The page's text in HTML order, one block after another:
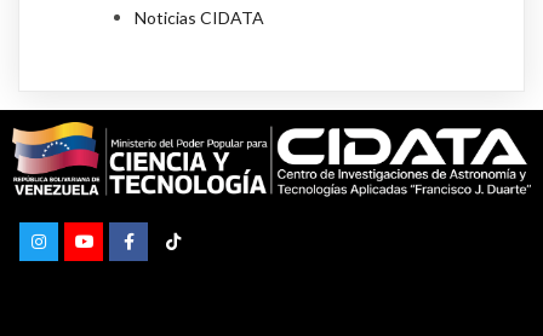
Noticias CIDATA